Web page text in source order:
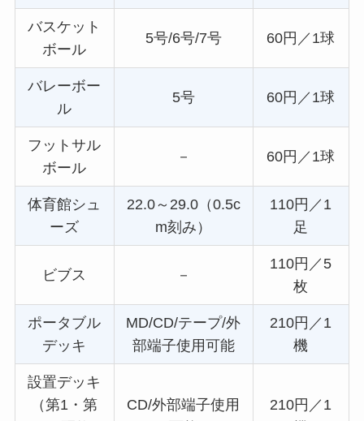
バスケット
ボール
5号/6号/7号 60円／1球
バレーボー
ル
5号 60円／1球
フットサル
ボール
－ 60円／1球
体育館シュ
ーズ
22.0～29.0（0.5c
m刻み）
110円／1
足
ビブス －
110円／5
枚
ポータブル
デッキ
MD/CD/テープ/外
部端子使用可能
210円／1
機
設置デッキ
（第1・第
CD/外部端子使用
210円／1